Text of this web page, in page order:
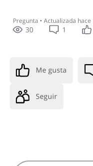
Pregunta • Actualizada hace
30 1
Me gusta
Seguir